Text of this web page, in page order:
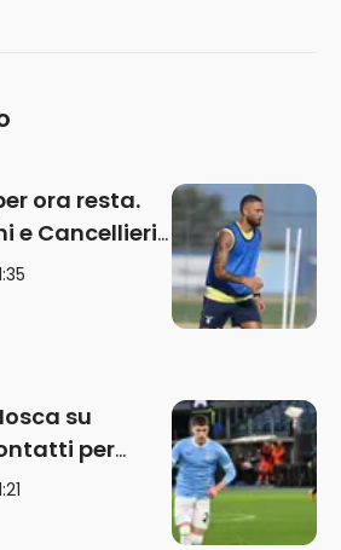
ora resta.
e Cancellieri
su
per